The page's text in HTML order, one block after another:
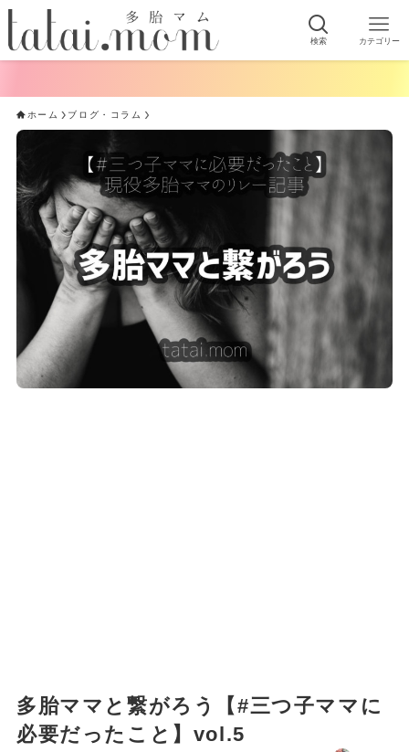
検索 カテゴリー
ホーム ブログ・コラム
多胎ママと繋がろう【#三つ子ママに
必要だったこと】vol.5